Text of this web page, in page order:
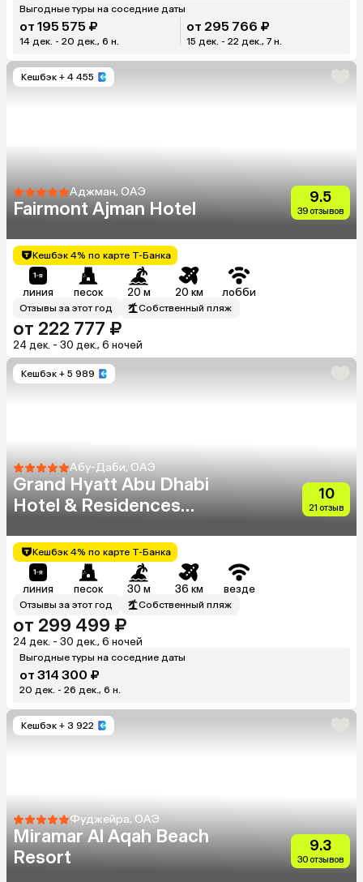
Выгодные туры на соседние даты
от 195 575 ₽
14 дек. - 20 дек., 6 н.
от 295 766 ₽
15 дек. - 22 дек., 7 н.
Кешбэк + 4 455
Аджман, ОАЭ
Fairmont Ajman Hotel
9.5
39 отзывов
Кешбэк 4% по карте Т-Банка
линия песок 20 м 20 км лобби
Отзывы за этот год Собственный пляж
от 222 777 ₽
24 дек. - 30 дек., 6 ночей
Кешбэк + 5 989
Абу-Даби, ОАЭ
Grand Hyatt Abu Dhabi
Hotel & Residences
10
21 отзыв
Кешбэк 4% по карте Т-Банка
линия песок 30 м 36 км везде
Отзывы за этот год Собственный пляж
от 299 499 ₽
24 дек. - 30 дек., 6 ночей
Выгодные туры на соседние даты
от 314 300 ₽
20 дек. - 26 дек., 6 н.
Кешбэк + 3 922
Фуджейра, ОАЭ
Miramar Al Aqah Beach
Resort
9.3
30 отзывов